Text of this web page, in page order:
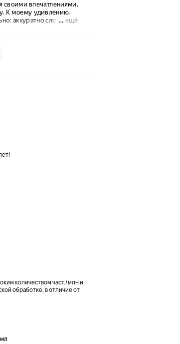
количеством част./млн и
обработке, в отличие от